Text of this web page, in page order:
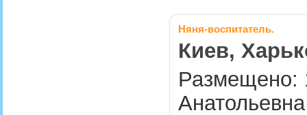
Няня-воспитатель.
Киев,
Размещено: